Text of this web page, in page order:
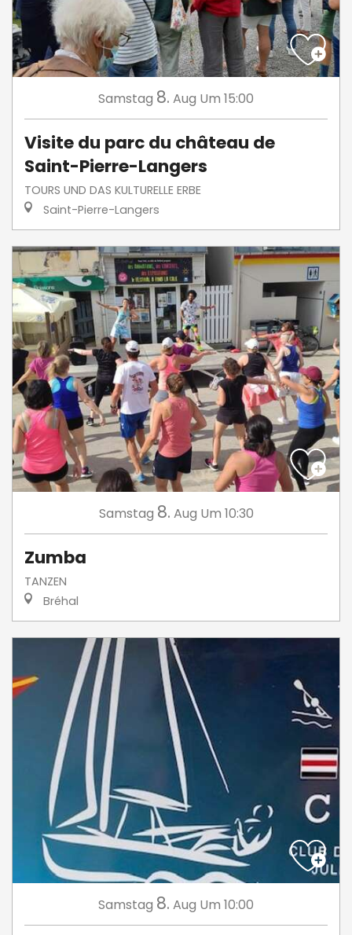
Samstag 8. Aug Um 15:00
Visite du parc du château de
Saint-Pierre-Langers
TOURS UND DAS KULTURELLE ERBE
Saint-Pierre-Langers
Samstag 8. Aug Um 10:30
Zumba
TANZEN
Bréhal
Samstag 8. Aug Um 10:00